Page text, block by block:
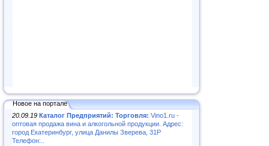
Новое на портале
20.09.19 Каталог Предприятий: Торговля: Vino1.ru -
оптовая продажа вина и алкогольной продукции. Адрес:
город Екатеринбург, улица Данилы Зверева, 31Р
Телефон:..